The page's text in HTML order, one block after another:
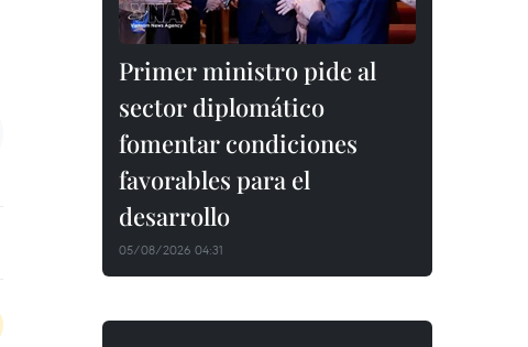
Primer ministro pide al
sector diplomático
fomentar condiciones
favorables para el
desarrollo
05/08/2026 04:31